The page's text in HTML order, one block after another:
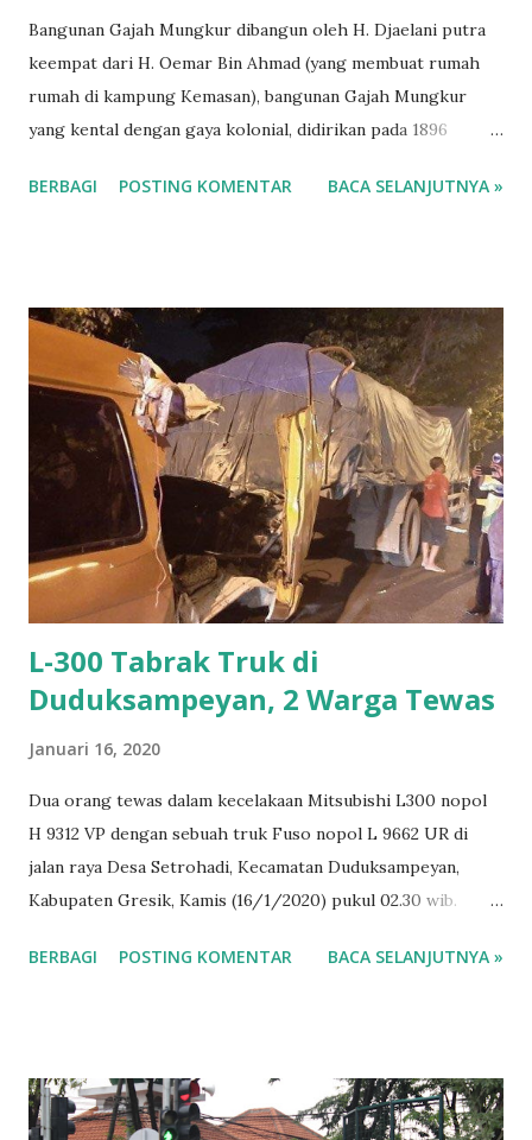
Bangunan Gajah Mungkur dibangun oleh H. Djaelani putra
keempat dari H. Oemar Bin Ahmad (yang membuat rumah
rumah di kampung Kemasan), bangunan Gajah Mungkur
yang kental dengan gaya kolonial, didirikan pada 1896
Bangunan kuno tersebut terletak ini Jalan Nyi Ageng Arem-
membelakangi. Jadi Gajah Mungkur adalah Gajah yang
hadapnya membelakangi. Menurut keterangan dari keluarga
sejarahnya karena pemilik rumah. Batik Gajah Mungkur
Menurut Choiri selaku generasi ketiga dari H. Djaelani
batik Gajah Mungkur sudah ada sejak dulu. Berbekal
pengetahuan yang didapat dari keluarganya yang ada di
Pekalongan, hingga kini masih setia untuk memproduksi
batik dengan berbagai model dan beberapa ciri khas dari
Gresik. Berikut video lengkap wawancara dengan Bapak
Ch...
BERBAGI POSTING KOMENTAR BACA SELANJUTNYA »
L-300 Tabrak Truk di
Duduksampeyan, 2 Warga Tewas
Januari 16, 2020
Dua orang tewas dalam kecelakaan Mitsubishi L300 nopol
H 9312 VP dengan sebuah truk Fuso nopol L 9662 UR di
jalan raya Desa Setrohadi, Kecamatan Duduksampeyan,
Kabupaten Gresik, Kamis (16/1/2020) pukul 02.30 wib.
dan pengemudi Mitsubishi L300, Yusuf Rosyidi (30).
9312 VP berjalan dari barat ke timur dengan kecepatan
tinggi. Artikel ini telah tayang di Tribunnews.com dengan
BERBAGI POSTING KOMENTAR BACA SELANJUTNYA »